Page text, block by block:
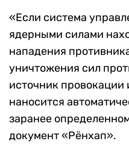
«Если система
ядерными силами
нападения
уничтожения сил
источник
наносится
заранее
документ «Рёнхап».